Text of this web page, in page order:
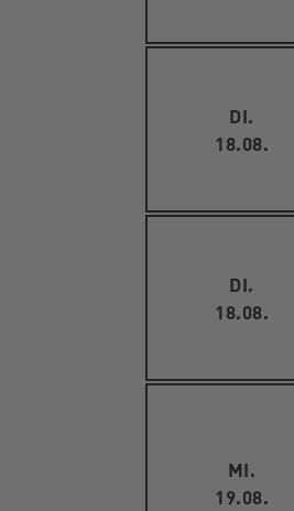
DI.
18.08.
DI.
18.08.
MI.
19.08.